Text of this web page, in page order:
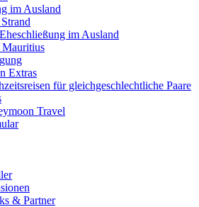
im Ausland
im Ausland
Mauritius
Extras
für gleichgeschlechtliche Paare
Travel
& Partner